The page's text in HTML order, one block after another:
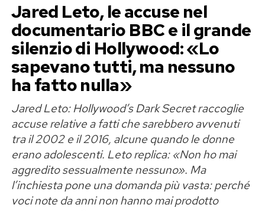
Jared Leto, le accuse nel
documentario BBC e il grande
silenzio di Hollywood: «Lo
sapevano tutti, ma nessuno
ha fatto nulla»
Jared Leto: Hollywood’s Dark Secret raccoglie
accuse relative a fatti che sarebbero avvenuti
tra il 2002 e il 2016, alcune quando le donne
erano adolescenti. Leto replica: «Non ho mai
aggredito sessualmente nessuno». Ma
l’inchiesta pone una domanda più vasta: perché
voci note da anni non hanno mai prodotto